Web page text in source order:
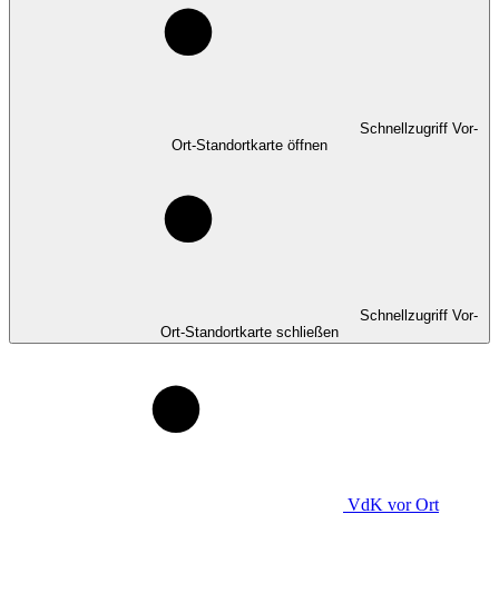
Schnellzugriff Vor-
Ort-Standortkarte öffnen
Schnellzugriff Vor-
Ort-Standortkarte schließen
VdK vor Ort